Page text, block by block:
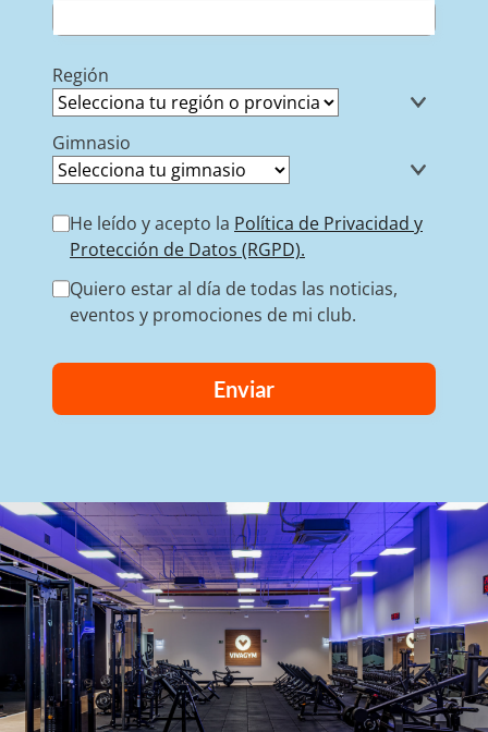
Región
Gimnasio
He leído y acepto la Política de Privacidad y
Protección de Datos (RGPD).
Quiero estar al día de todas las noticias,
eventos y promociones de mi club.